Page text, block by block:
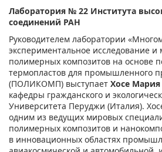
Лаборатория № 22 Института
соединений РАН
Руководителем лаборатории
экспериментальное исследование
полимерных композитов на основе
термопластов для промышленного
(ПОЛИКОМП) выступает Хосе
кафедры гражданского и
Университета Перуджи (Италия).
одним из ведущих мировых
полимерных композитов и
в инновационных областях